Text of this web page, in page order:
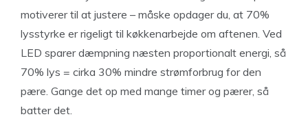
motiverer til at justere – måske opdager du, at 70%
lysstyrke er rigeligt til køkkenarbejde om aftenen. Ved
LED sparer dæmpning næsten proportionalt energi, så
70% lys = cirka 30% mindre strømforbrug for den
pære. Gange det op med mange timer og pærer, så
batter det.